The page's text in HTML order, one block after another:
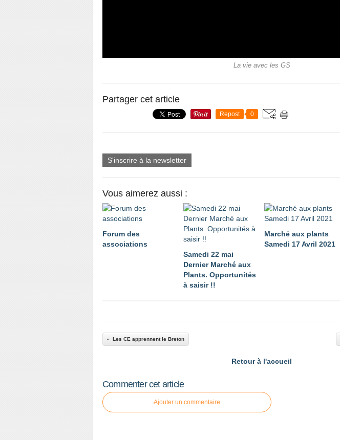
La vie avec les GS
Partager cet article
Repost 0
S'inscrire à la newsletter
Vous aimerez aussi :
Forum des
associations
Samedi 22 mai
Dernier Marché aux
Plants. Opportunités
à saisir !!
Marché aux plants
Samedi 17 Avril 2021
Les CE apprennent le Breton
Retour à l'accueil
Commenter cet article
Ajouter un commentaire